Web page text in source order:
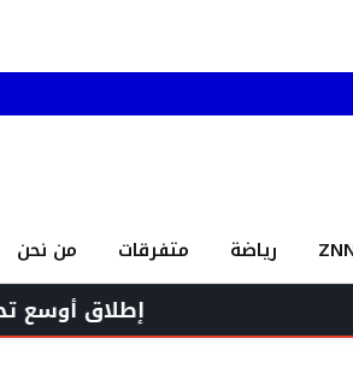
رياضة متفرقات من نحن
إطلاق أوسع تحالف